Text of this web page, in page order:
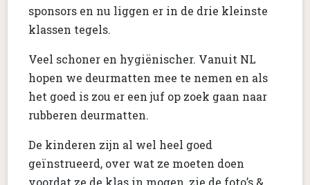
sponsors en nu liggen er in de drie kleinste
klassen tegels.
Veel schoner en hygiënischer. Vanuit NL
hopen we deurmatten mee te nemen en als
het goed is zou er een juf op zoek gaan naar
rubberen deurmatten.
De kinderen zijn al wel heel goed
geïnstrueerd, over wat ze moeten doen
voordat ze de klas in mogen, zie de foto’s &